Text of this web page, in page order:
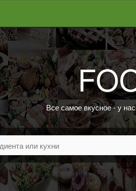
Все самое вкусное - у